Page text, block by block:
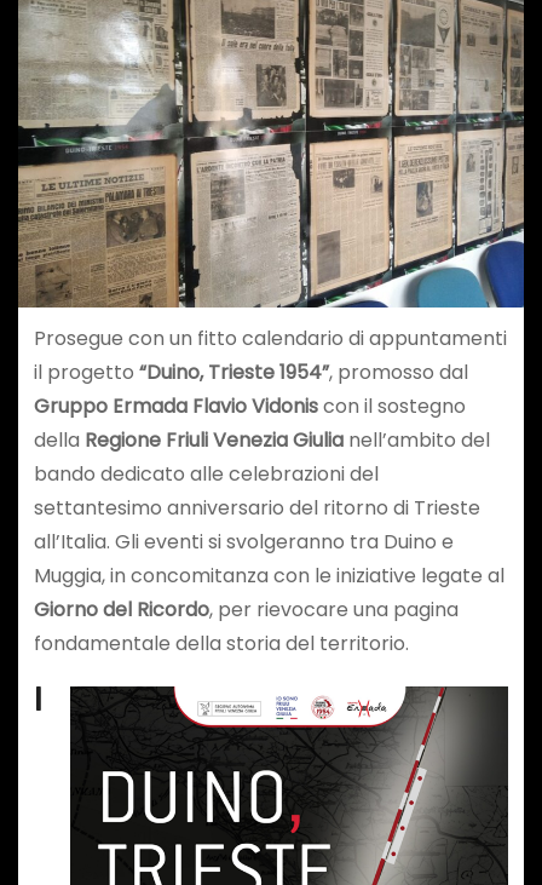
Prosegue con un fitto calendario di appuntamenti
il progetto “Duino, Trieste 1954”, promosso dal
Gruppo Ermada Flavio Vidoniscon il sostegno
della Regione Friuli Venezia Giulianell’ambito del
bando dedicato alle celebrazioni del
settantesimo anniversario del ritorno di Trieste
all’Italia. Gli eventi si svolgeranno tra Duino e
Muggia, in concomitanza con le iniziative legate al
Giorno del Ricordo, per rievocare una pagina
fondamentale della storia del territorio.
I